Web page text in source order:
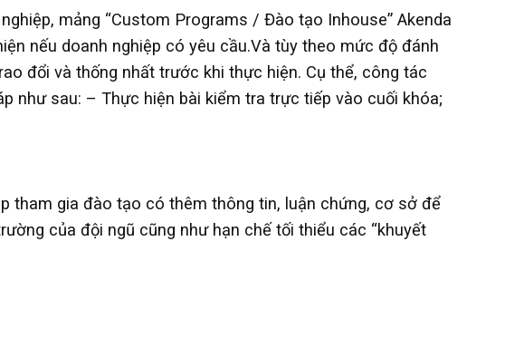
mảng “Custom Programs / Đào tạo Inhouse” Akenda
nếu doanh nghiệp có yêu cầu.Và tùy theo mức độ đánh
đổi và thống nhất trước khi thực hiện. Cụ thể, công tác
như sau: – Thực hiện bài kiểm tra trực tiếp vào cuối khóa;
tham gia đào tạo có thêm thông tin, luận chứng, cơ sở để
của đội ngũ cũng như hạn chế tối thiểu các “khuyết